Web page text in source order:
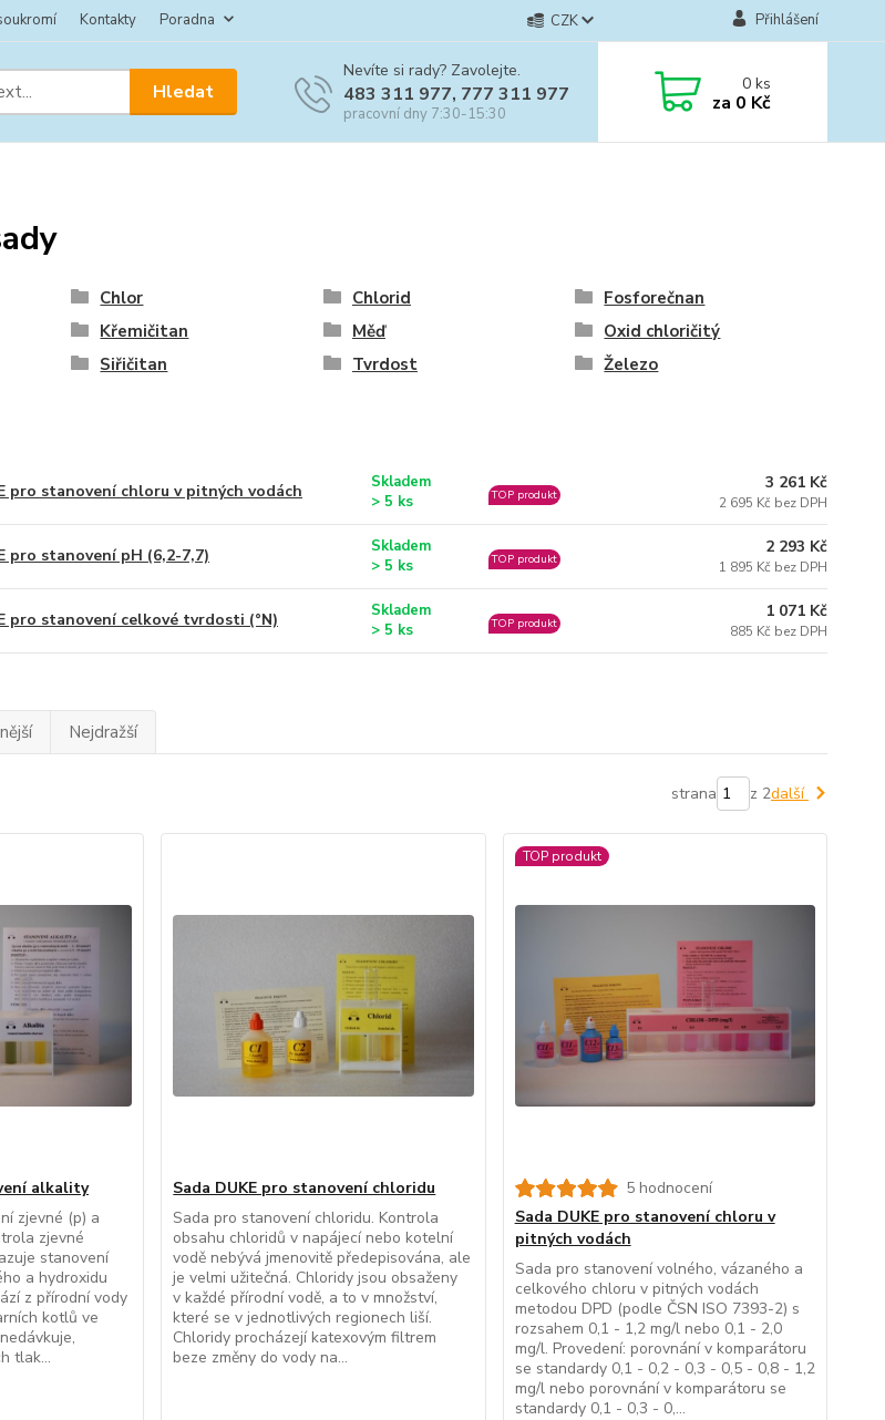
Kontakty Poradna CZK Přihlášení
Hledat
Nevíte si rady? Zavolejte.
483 311 977, 777 311 977
pracovní dny 7:30-15:30
0ks
za 0 Kč
Chlor Chlorid
Fosforečnan
Křemičitan Měď
Oxid chloričitý
Siřičitan Tvrdost Železo
pro stanovení chloru v pitných vodách
Skladem
> 5 ks
TOP produkt
3 261 Kč
2 695 Kč bez DPH
pro stanovení pH (6,2-7,7)
Skladem
> 5 ks
TOP produkt
2 293 Kč
1 895 Kč bez DPH
pro stanovení celkové tvrdosti (°N)
Skladem
> 5 ks
TOP produkt
1 071 Kč
885 Kč bez DPH
Nejdražší
strana z 2další
alkality
zjevné (p) a
zjevné
stanovení
a hydroxidu
z přírodní vody
kotlů ve
tlak...
Sada DUKE pro stanovení chloridu
Sada pro stanovení chloridu. Kontrola
obsahu chloridů v napájecí nebo kotelní
vodě nebývá jmenovitě předepisována, ale
je velmi užitečná. Chloridy jsou obsaženy
v každé přírodní vodě, a to v množství,
které se v jednotlivých regionech liší.
Chloridy procházejí katexovým filtrem
beze změny do vody na...
TOP produkt
5 hodnocení
Sada DUKE pro stanovení chloru v
pitných vodách
Sada pro stanovení volného, vázaného a
celkového chloru v pitných vodách
metodou DPD (podle ČSN ISO 7393-2) s
rozsahem 0,1 - 1,2 mg/l nebo 0,1 - 2,0
mg/l. Provedení: porovnání v komparátoru
se standardy 0,1 - 0,2 - 0,3 - 0,5 - 0,8 - 1,2
mg/l nebo porovnání v komparátoru se
standardy 0,1 - 0,3 - 0,...